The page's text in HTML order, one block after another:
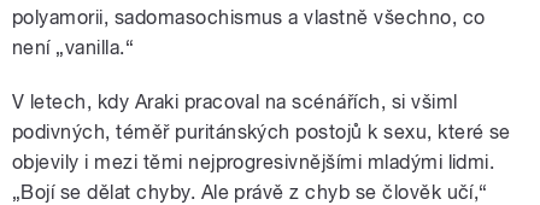
polyamorii, sadomasochismus a vlastně všechno, co
není „vanilla.“
V letech, kdy Araki pracoval na scénářích, si všiml
podivných, téměř puritánských postojů k sexu, které se
objevily i mezi těmi nejprogresivnějšími mladými lidmi.
„Bojí se dělat chyby. Ale právě z chyb se člověk učí,“